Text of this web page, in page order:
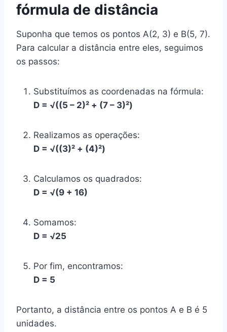
fórmula de distância
Suponha que temos os pontos A(2, 3) e B(5, 7).
Para calcular a distância entre eles, seguimos
os passos:
Substituímos as coordenadas na fórmula:
D = √((5 – 2)² + (7 – 3)²)
Realizamos as operações:
D = √((3)² + (4)²)
Calculamos os quadrados:
D = √(9 + 16)
Somamos:
D = √25
Por fim, encontramos:
D = 5
Portanto, a distância entre os pontos A e B é 5
unidades.